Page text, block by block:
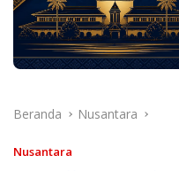
Beranda Nusantara
Nusantara